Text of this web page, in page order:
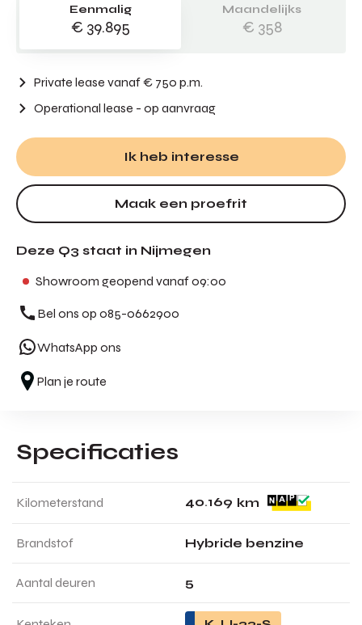
Eenmalig
€ 39.895
Maandelijks
€ 358
Private lease vanaf € 750 p.m.
Operational lease - op aanvraag
Ik heb interesse
Maak een proefrit
Deze Q3 staat in Nijmegen
Showroom geopend vanaf 09:00
Bel ons op 085-0662900
WhatsApp ons
Plan je route
Specificaties
Kilometerstand 40.169 km
Brandstof Hybride benzine
Aantal deuren 5